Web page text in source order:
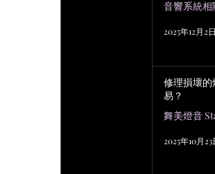
2025年12月2
修理損壞
易？
舞美燈音
2025年10月23